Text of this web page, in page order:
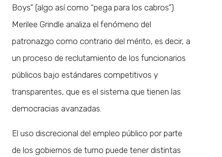
Boys” (algo así como “pega para los cabros”).
Merilee Grindle analiza el fenómeno del
patronazgo como contrario del mérito, es decir, a
un proceso de reclutamiento de los funcionarios
públicos bajo estándares competitivos y
transparentes, que es el sistema que tienen las
democracias avanzadas.
El uso discrecional del empleo público por parte
de los gobiernos de turno puede tener distintas